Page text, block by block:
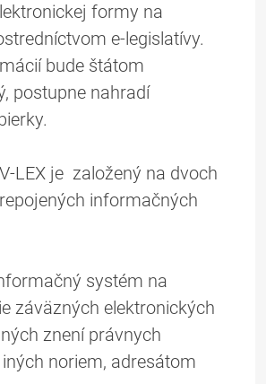
formy na
e-legislatívy.
bude štátom
postupne nahradí
LEX je založený na dvoch
informačných
systém na
záväzných elektronických
znení právnych
noriem, adresátom